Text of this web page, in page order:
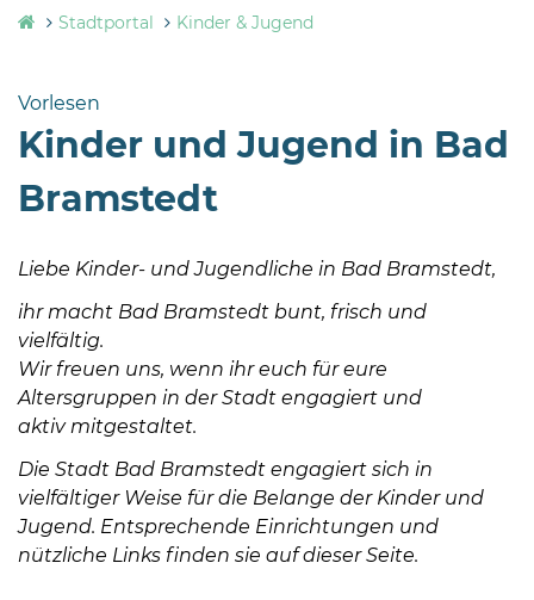
Stadtverwaltung
Bramstedt
Bleeck 15-
24576 Bad
Bramstedt
506-
zentrale@badbramstedt.de
Mo,
Di,
Fr
Uhr
language
Select Language
Stadtportal Kinder & Jugend
Vorlesen
Kinder und Jugend in Bad
Bramstedt
Liebe Kinder- und Jugendliche in Bad Bramstedt,
ihr macht Bad Bramstedt bunt, frisch und
vielfältig.
Wir freuen uns, wenn ihr euch für eure
Altersgruppen in der Stadt engagiert und
aktiv mitgestaltet.
Die Stadt Bad Bramstedt engagiert sich in
vielfältiger Weise für die Belange der Kinder und
Jugend. Entsprechende Einrichtungen und
nützliche Links finden sie auf dieser Seite.